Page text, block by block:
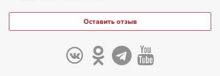
Оставить отзыв